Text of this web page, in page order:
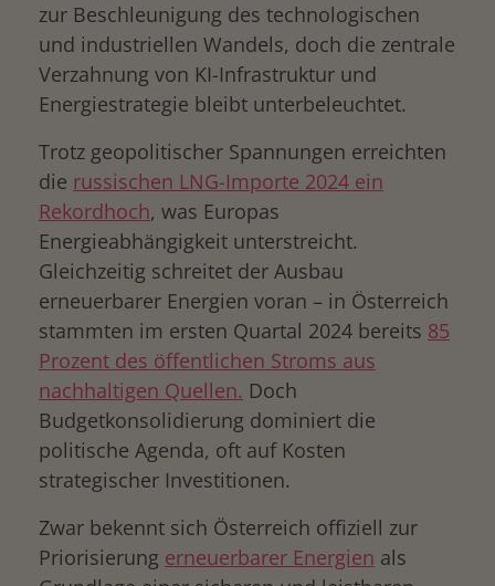
zur Beschleunigung des technologischen
und industriellen Wandels, doch die zentrale
Verzahnung von KI-Infrastruktur und
Energiestrategie bleibt unterbeleuchtet.
Trotz geopolitischer Spannungen erreichten
die russischen LNG-Importe 2024 ein
Rekordhoch, was Europas
Energieabhängigkeit unterstreicht.
Gleichzeitig schreitet der Ausbau
erneuerbarer Energien voran – in Österreich
stammten im ersten Quartal 2024 bereits 85
Prozent des öffentlichen Stroms aus
nachhaltigen Quellen. Doch
Budgetkonsolidierung dominiert die
politische Agenda, oft auf Kosten
strategischer Investitionen.
Zwar bekennt sich Österreich offiziell zur
Priorisierung erneuerbarer Energien als